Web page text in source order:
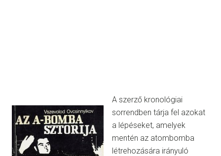
A szerző kronológiai
sorrendben tárja fel azokat
a lépéseket, amelyek
mentén az atombomba
létrehozására irányuló